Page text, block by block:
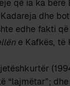
që ia ka bërë
dhe
edhe fakti
e Kafkës, të
“lajmëtar”;